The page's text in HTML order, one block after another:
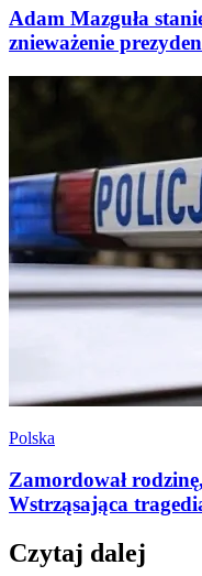
Adam Mazguła
znieważenie
Polska
Zamordował
Wstrząsająca
Czytaj dalej